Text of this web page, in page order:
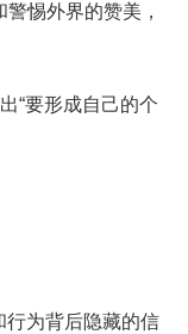
惕外界的赞美，
“要形成自己的个
行为背后隐藏的信